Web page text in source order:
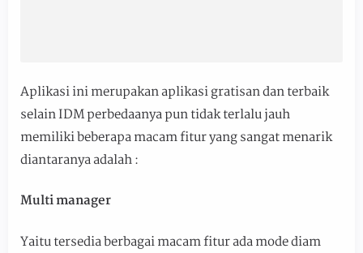
Aplikasi ini merupakan aplikasi gratisan dan terbaik
selain IDM perbedaanya pun tidak terlalu jauh
memiliki beberapa macam fitur yang sangat menarik
diantaranya adalah :
Multi manager
Yaitu tersedia berbagai macam fitur ada mode diam